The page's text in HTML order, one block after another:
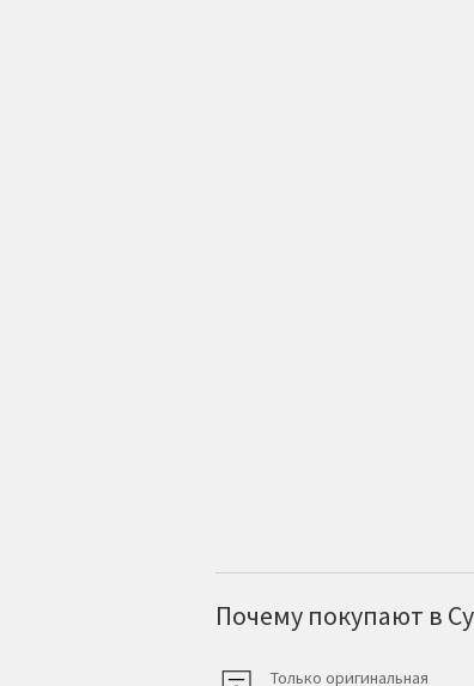
Почему покупают в
Только оригинальная